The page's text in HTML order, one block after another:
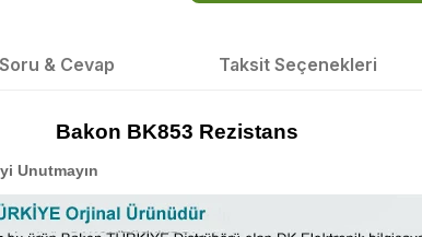
Soru & Cevap Taksit Seçenekleri
Bakon BK853 Rezistans
Unutmayın